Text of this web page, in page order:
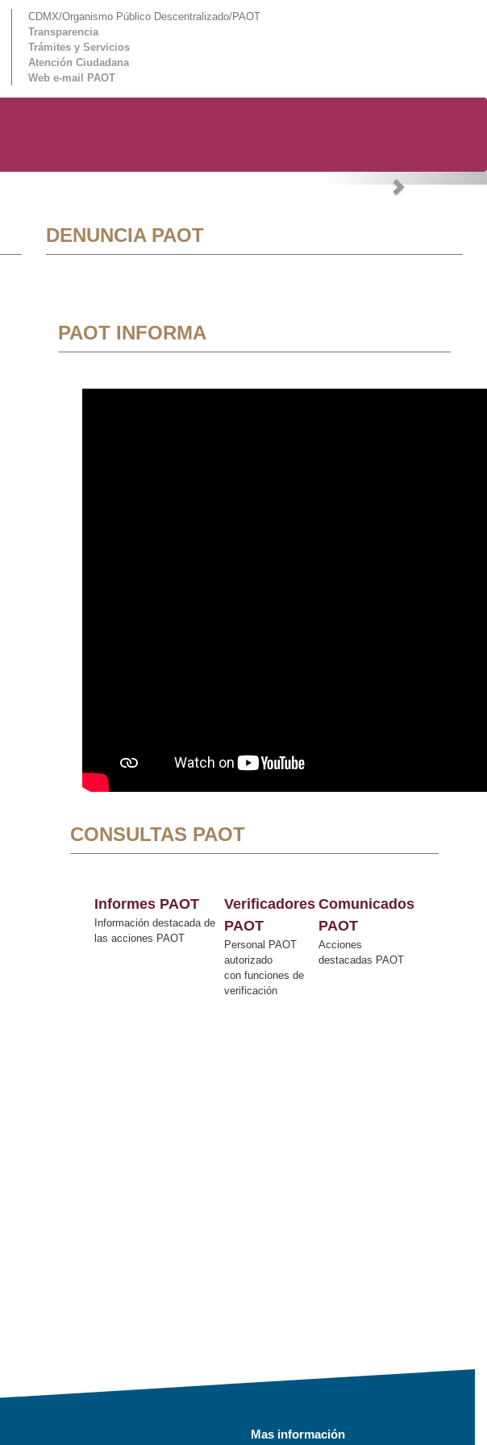
CDMX/Organismo Público Descentralizado/PAOT
Transparencia
Trámites y Servicios
Atención Ciudadana
Web e-mail PAOT
Next
DENUNCIA PAOT
PAOT INFORMA
CONSULTAS PAOT
Informes PAOT
Información destacada de
las acciones PAOT
Verificadores
PAOT
Personal PAOT
autorizado
con funciones de
verificación
Comunicados
PAOT
Acciones
destacadas PAOT
Mas información